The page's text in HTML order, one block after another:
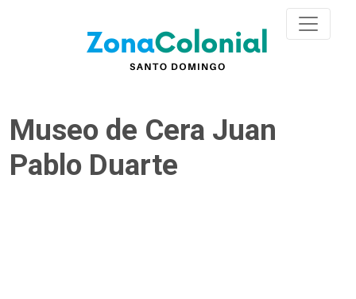
Museo de Cera Juan
Pablo Duarte